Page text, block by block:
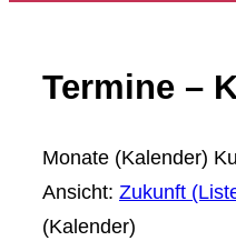
Termine –
Monate (Kalender)
Ansicht: Zukunft
(Kalender)